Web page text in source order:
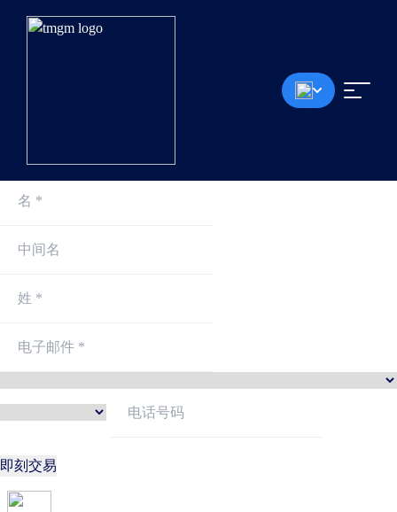
<30毫秒成交速度
注册即刻交易
即刻交易